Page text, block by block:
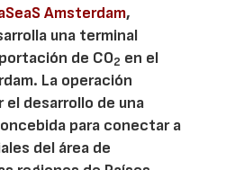
Amsterdam,
una terminal
de CO2 en el
La operación
desarrollo de una
para conectar a
del área de